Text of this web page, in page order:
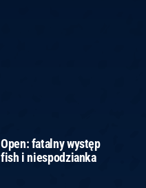
fatalny występ
i niespodzianka